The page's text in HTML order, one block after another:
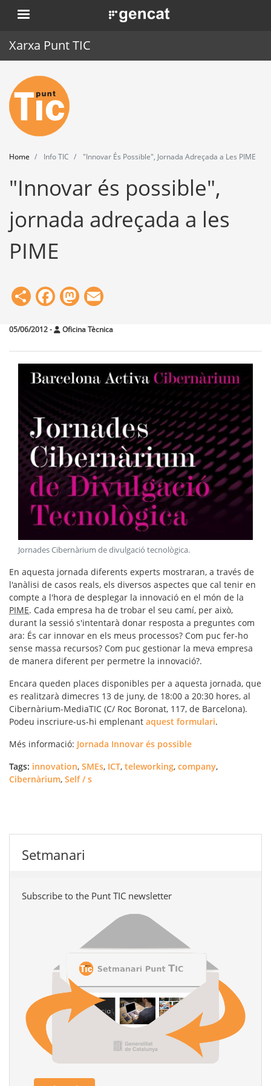
Skip
to
. Obre en una nova finestra.
Xarxa Punt TIC
Home
Punt TIC
News
Events
Training
Tools
Home Info TIC "Innovar És Possible", Jornada Adreçada a Les PIME
"Innovar és possible",
jornada adreçada a les
PIME
ShareFacebook
Mastodon
05/06/2012- Oficina Tècnica
Jornades Cibernàrium de divulgació tecnològica.
En aquesta jornada diferents experts mostraran, a través de
l'anàlisi de casos reals, els diversos aspectes que cal tenir en
compte a l'hora de desplegar la innovació en el món de la
PIME. Cada empresa ha de trobar el seu camí, per això,
durant la sessió s'intentarà donar resposta a preguntes com
ara: És car innovar en els meus processos? Com puc fer-ho
sense massa recursos? Com puc gestionar la meva empresa
de manera diferent per permetre la innovació?.
Encara queden places disponibles per a aquesta jornada, que
es realitzarà dimecres 13 de juny, de 18:00 a 20:30 hores, al
Cibernàrium-MediaTIC (C/ Roc Boronat, 117, de Barcelona).
Podeu inscriure-us-hi emplenant aquest formulari.
Més informació: Jornada Innovar és possible
Tags: innovation, SMEs, ICT, teleworking, company,
Cibernàrium, Self / s
Setmanari
Subscribe to the Punt TIC newsletter